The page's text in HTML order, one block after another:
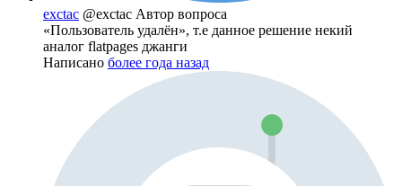
exctac @exctac Автор вопроса
«Пользователь удалён», т.е данное решение некий
аналог flatpages джанги
Написано более года назад